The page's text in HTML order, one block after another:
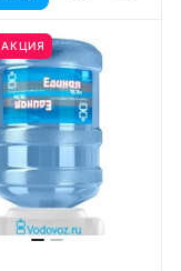
АКЦИЯ